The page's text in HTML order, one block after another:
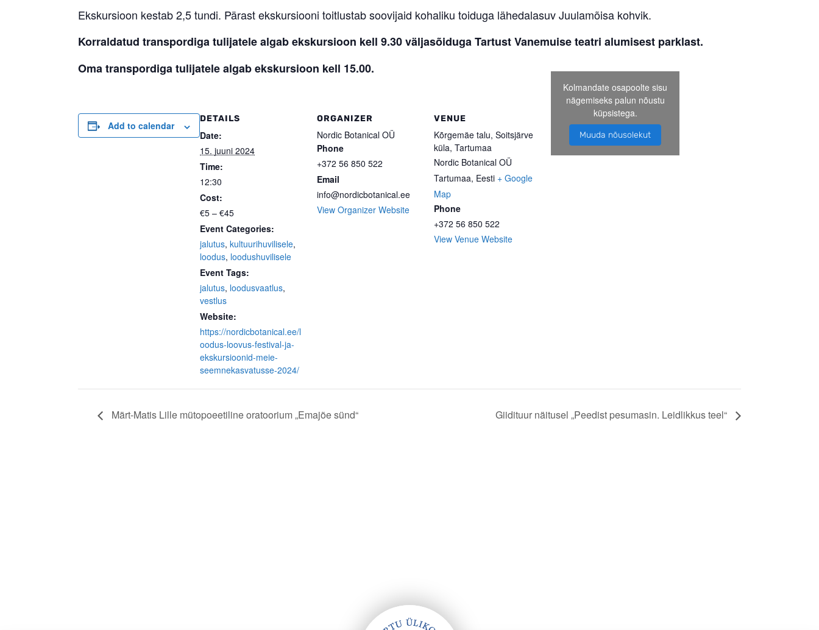
Ekskursioon kestab 2,5 tundi. Pärast ekskursiooni toitlustab soovijaid kohaliku toiduga lähedalasuv Juulamõisa kohvik.
Korraldatud transpordiga tulijatele algab ekskursioon kell 9.30 väljasõiduga Tartust Vanemuise teatri alumisest parklast.
Oma transpordiga tulijatele algab ekskursioon kell 15.00.
Add to calendar
DETAILS
Date:
15. juuni 2024
Time:
12:30
Cost:
€5 – €45
Event Categories:
jalutus, kultuurihuvilisele,
loodus, loodushuvilisele
Event Tags:
jalutus, loodusvaatlus,
vestlus
Website:
https://nordicbotanical.ee/l
oodus-loovus-festival-ja-
ekskursioonid-meie-
seemnekasvatusse-2024/
ORGANIZER
Nordic Botanical OÜ
Phone
+372 56 850 522
Email
info@nordicbotanical.ee
View Organizer Website
VENUE
Kõrgemäe talu, Soitsjärve
küla, Tartumaa
Nordic Botanical OÜ
Tartumaa, Eesti + Google
Map
Phone
+372 56 850 522
View Venue Website
Kolmandate osapoolte sisu
nägemiseks palun nõustu
küpsistega.
Muuda nõusolekut
Märt-Matis Lille mütopoeetiline oratoorium „Emajõe sünd“ Giidituur näitusel „Peedist pesumasin. Leidlikkus teel“